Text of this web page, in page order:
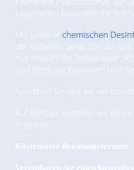
Legionellen besiedeln Ihr
Mit unserer chemischen
der sicheren Seite. Die von
hygienisiert Ihr Trinkwasser,
und tötet alle Bakterien und
Sprechen Sie uns an, wir
Auf Anfrage erstellen wir
Angebot.
Kostenloser Beratungstermin:
Vereinbaren Sie einen